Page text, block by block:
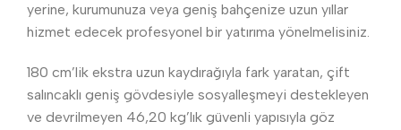
yerine, kurumunuza veya geniş bahçenize uzun yıllar
hizmet edecek profesyonel bir yatırıma yönelmelisiniz.
180 cm’lik ekstra uzun kaydırağıyla fark yaratan, çift
salıncaklı geniş gövdesiyle sosyalleşmeyi destekleyen
ve devrilmeyen 46,20 kg’lık güvenli yapısıyla göz